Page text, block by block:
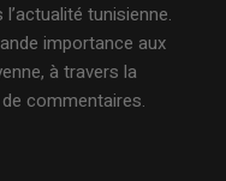
tunisienne.
importance aux
à travers la
commentaires.